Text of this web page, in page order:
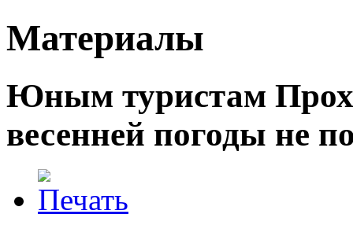
Материалы
Юным туристам
весенней погоды не